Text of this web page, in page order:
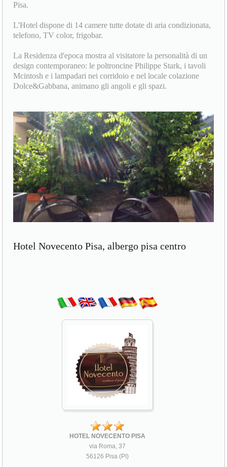
Pisa.
L'Hotel dispone di 14 camere tutte dotate di aria condizionata,
telefono, TV color, frigobar.
La Residenza d'epoca mostra al visitatore la personalità di un
design contemporaneo: le poltroncine Philippe Stark, i tavoli
Mcintosh e i lampadari nei corridoio e nel locale colazione
Dolce&Gabbana, animano gli angoli e gli spazi.
Hotel Novecento Pisa, albergo pisa centro
HOTEL NOVECENTO PISA
via Roma, 37
56126 Pisa (PI)